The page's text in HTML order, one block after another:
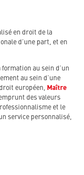
en droit de la
d’une part, et en
au sein d’un
au sein d’une
européen,
Maître
des valeurs
et le
service personnalisé,